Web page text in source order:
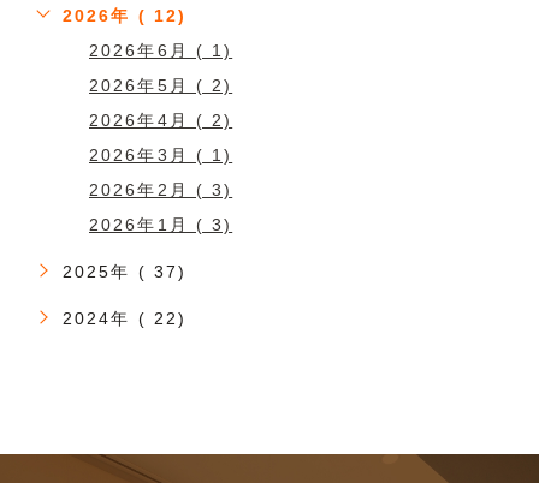
2026年 ( 12)
2026年6月 ( 1)
2026年5月 ( 2)
2026年4月 ( 2)
2026年3月 ( 1)
2026年2月 ( 3)
2026年1月 ( 3)
2025年 ( 37)
2024年 ( 22)